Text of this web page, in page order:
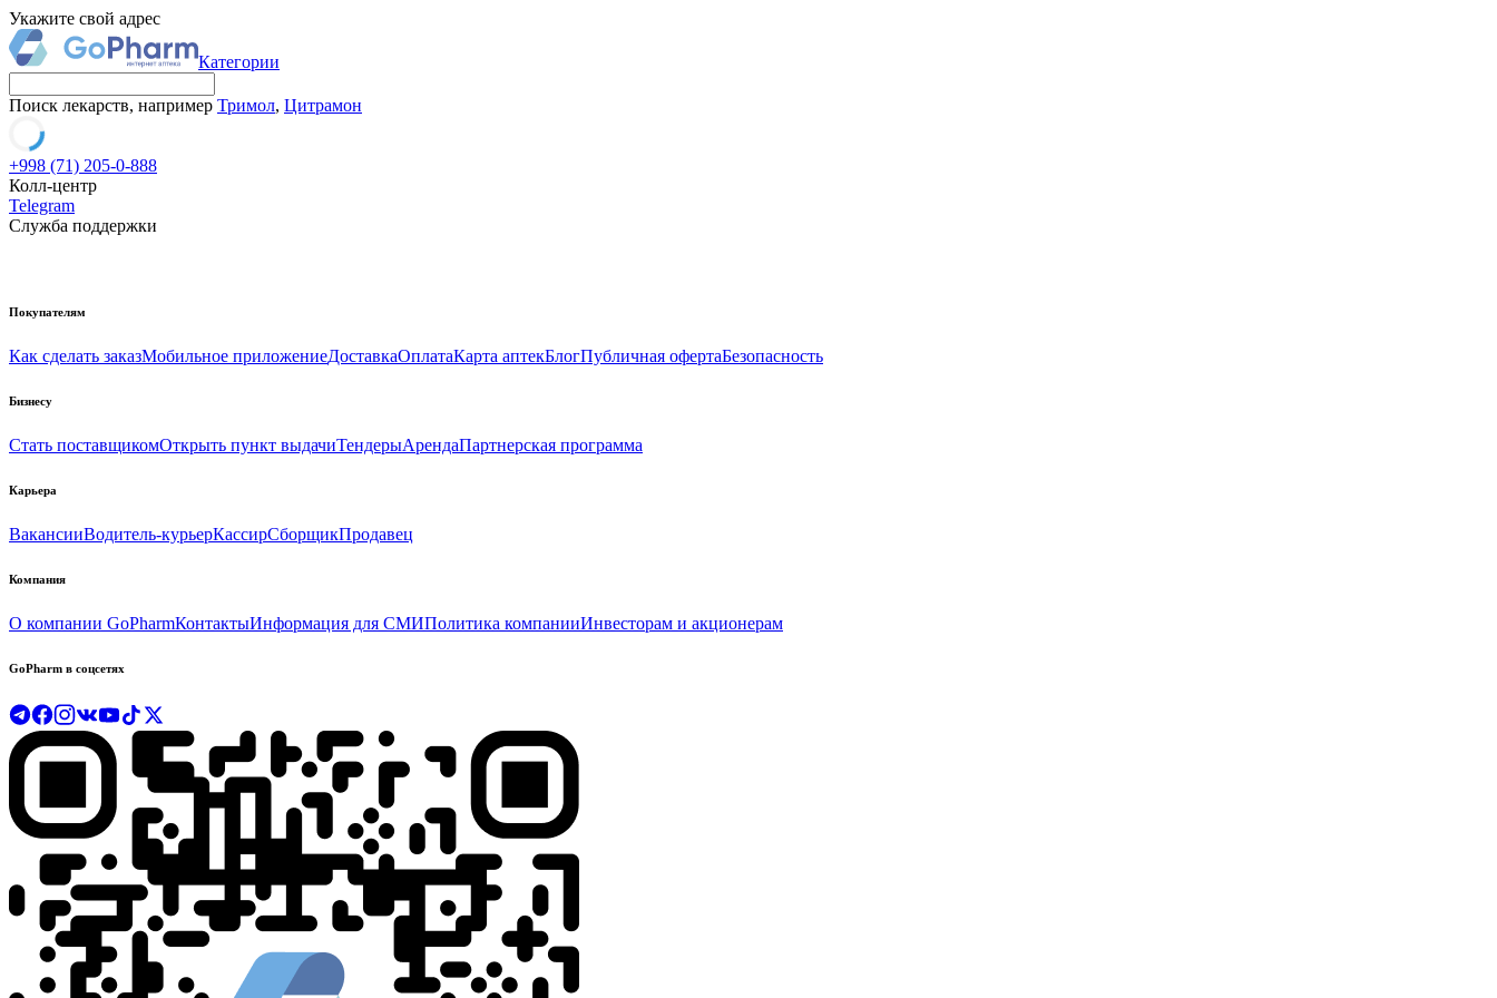
Укажите свой адрес
Категории
Поиск лекарств, например Тримол, Цитрамон
+998 (71) 205-0-888
Колл-центр
Telegram
Служба поддержки
Покупателям
Как сделать заказМобильное приложениеДоставкаОплатаКарта аптекБлогПубличная офертаБезопасность
Бизнесу
Стать поставщикомОткрыть пункт выдачиТендерыАрендаПартнерская программа
Карьера
ВакансииВодитель-курьерКассирСборщикПродавец
Компания
О компании GoPharmКонтактыИнформация для СМИПолитика компанииИнвесторам и акционерам
GoPharm в соцсетях